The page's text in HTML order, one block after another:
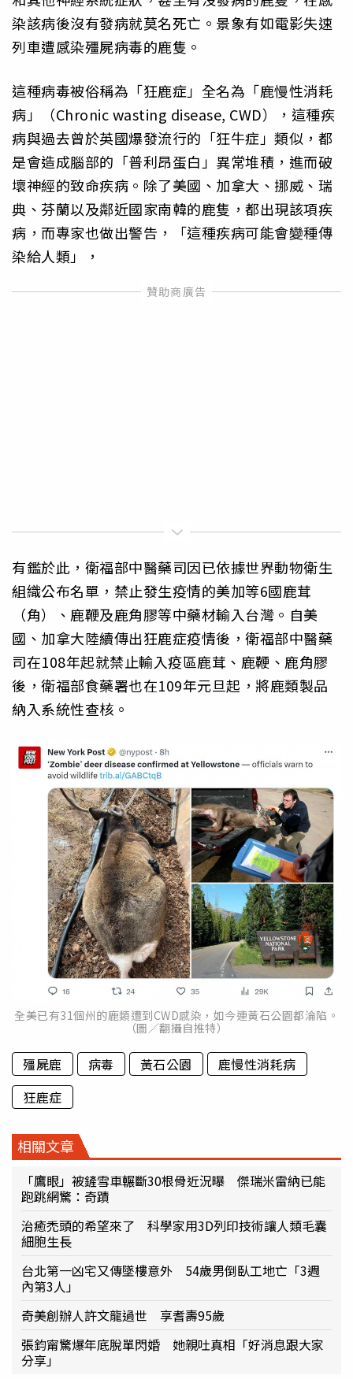
染該病後沒有發病就莫名死亡。景象有如電影失速
列車遭感染殭屍病毒的鹿隻。
這種病毒被俗稱為「狂鹿症」全名為「鹿慢性消耗
病」（Chronic wasting disease, CWD），這種疾
病與過去曾於英國爆發流行的「狂牛症」類似，都
是會造成腦部的「普利昂蛋白」異常堆積，進而破
壞神經的致命疾病。除了美國、加拿大、挪威、瑞
典、芬蘭以及鄰近國家南韓的鹿隻，都出現該項疾
病，而專家也做出警告，「這種疾病可能會變種傳
染給人類」，
有鑑於此，衛福部中醫藥司因已依據世界動物衛生
組織公布名單，禁止發生疫情的美加等6國鹿茸
（角）、鹿鞭及鹿角膠等中藥材輸入台灣。自美
國、加拿大陸續傳出狂鹿症疫情後，衛福部中醫藥
司在108年起就禁止輸入疫區鹿茸、鹿鞭、鹿角膠
後，衛福部食藥署也在109年元旦起，將鹿類製品
納入系統性查核。
全美已有31個州的鹿類遭到CWD感染，如今連黃石公園都淪陷。
（圖／翻攝自推特）
殭屍鹿 病毒 黃石公園
鹿慢性消耗病
狂鹿症
相關文章
「鷹眼」被鏟雪車輾斷30根骨近況曝 傑瑞米雷納已能
跑跳網驚：奇蹟
治癒禿頭的希望來了 科學家用3D列印技術讓人類毛囊
細胞生長
台北第一凶宅又傳墜樓意外 54歲男倒臥工地亡「3週
內第3人」
奇美創辦人許文龍過世 享耆壽95歲
張鈞甯驚爆年底脫單閃婚 她親吐真相「好消息跟大家
分享」